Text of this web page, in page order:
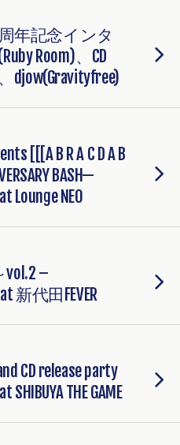
周年記念インタ
Room)、CD
djow(Gravityfree)
[[[A B R A C D A B
BASH—
Lounge NEO
–
新代田FEVER
CD release party
THE GAME